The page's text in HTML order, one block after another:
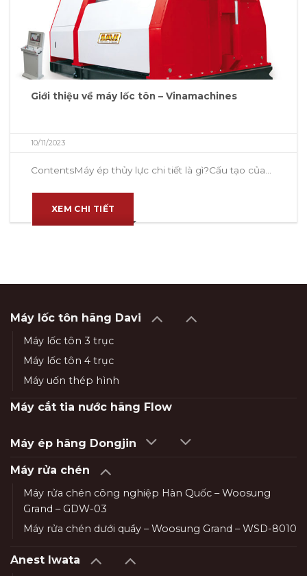
Giới thiệu về máy lốc tôn – Vinamachines
10/11/2023
ContentsMáy ép thủy lực chi tiết là gì?Cấu tạo của...
XEM CHI TIẾT
Máy lốc tôn hãng Davi
Máy lốc tôn 3 trục
Máy lốc tôn 4 trục
Máy uốn thép hình
Máy cắt tia nước hãng Flow
Máy ép hãng Dongjin
Máy rửa chén
Máy rửa chén công nghiệp Hàn Quốc – Woosung
Grand – GDW-03
Máy rửa chén dưới quầy – Woosung Grand – WSD-8010
Anest Iwata